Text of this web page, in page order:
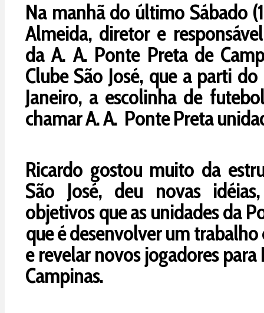
Na manhã do último Sábado
Almeida, diretor e
da A. A. Ponte Preta de
Clube São José, que a parti
Janeiro, a escolinha de
chamar A. A. Ponte Preta
Ricardo gostou muito da
São José, deu novas
objetivos que as unidades da
que é desenvolver um trabalho
e revelar novos jogadores
Campinas.